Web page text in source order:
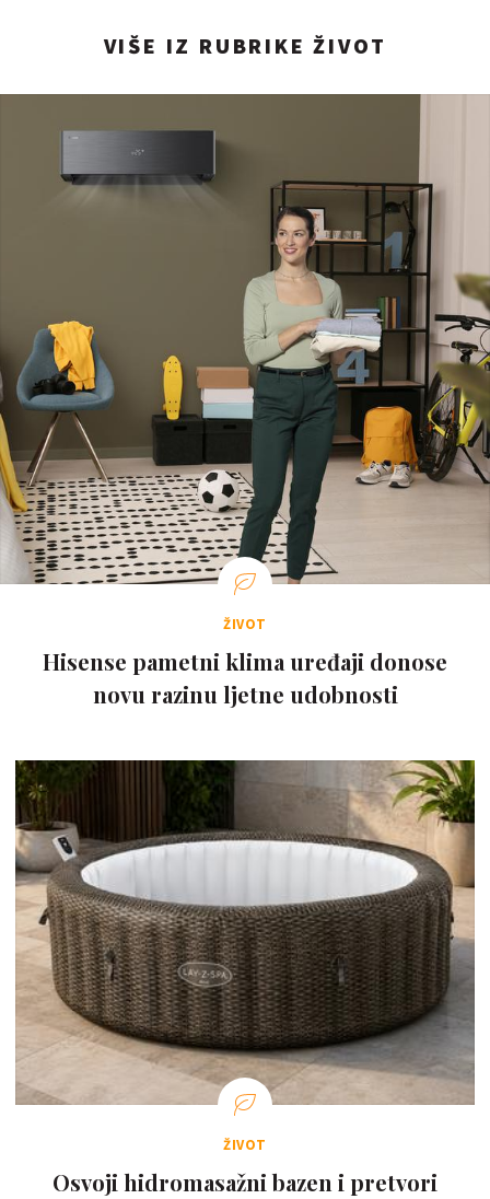
VIŠE IZ RUBRIKE ŽIVOT
ŽIVOT
Hisense pametni klima uređaji donose
novu razinu ljetne udobnosti
ŽIVOT
Osvoji hidromasažni bazen i pretvori